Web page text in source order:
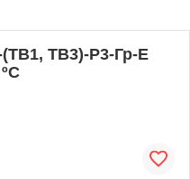
ТВ3)-Р3-Гр-E